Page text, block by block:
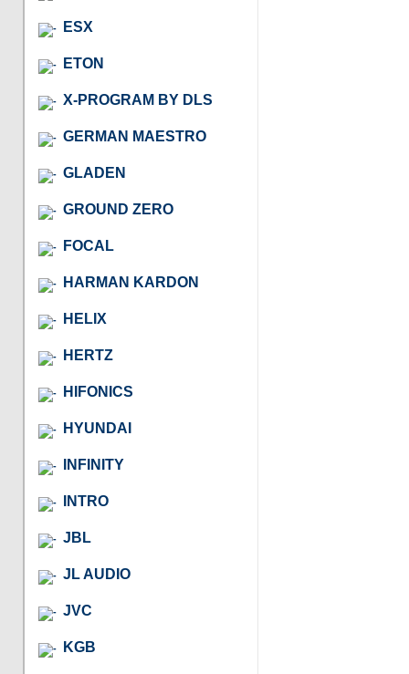
ESX
ETON
X-PROGRAM BY DLS
GERMAN MAESTRO
GLADEN
GROUND ZERO
FOCAL
HARMAN KARDON
HELIX
HERTZ
HIFONICS
HYUNDAI
INFINITY
INTRO
JBL
JL AUDIO
JVC
KGB